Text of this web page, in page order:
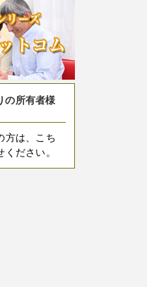
の所有者様
方は、こち
ださい。